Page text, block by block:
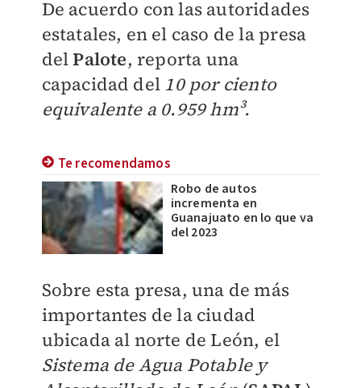
De acuerdo con las autoridades
estatales, en el caso de la presa
delPalote, reporta una
capacidad del 10 por ciento
equivalente a 0.959 hm³.
Te recomendamos
Robo de autos
incrementa en
Guanajuato en lo que va
del 2023
Sobre esta presa, una de más
importantes de la ciudad
ubicada al norte de León, el
Sistema de Agua Potable y